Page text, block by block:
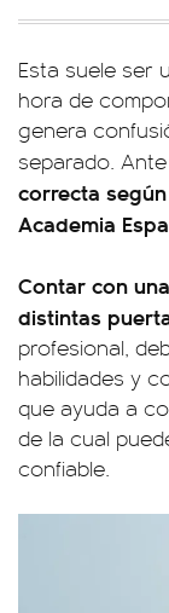
Esta suele ser
hora de
genera
separado.
correcta
Academia
Contar con
distintas
profesional,
habilidades y
que ayuda a
de la cual
confiable.